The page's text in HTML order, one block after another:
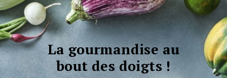
La gourmandise au
bout des doigts !